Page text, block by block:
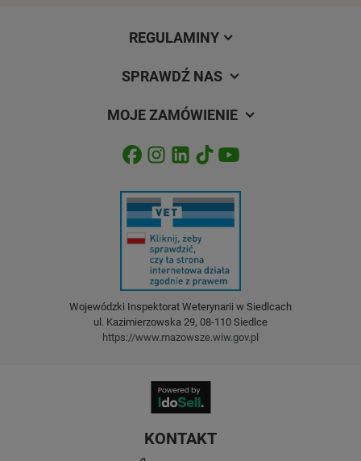
REGULAMINY
SPRAWDŹ NAS
MOJE ZAMÓWIENIE
Wojewódzki Inspektorat Weterynarii w Siedlcach
ul. Kazimierzowska 29, 08-110 Siedlce
https://www.mazowsze.wiw.gov.pl
KONTAKT